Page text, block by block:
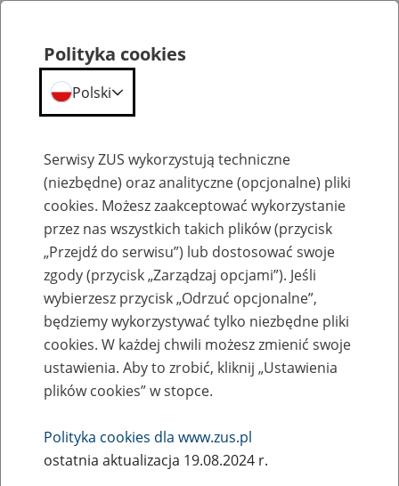
Wsparcie na każdym etapie życia
Młodzież (15–18 lat)
Polityka cookies
Polski
Serwisy ZUS wykorzystują techniczne
(niezbędne) oraz analityczne (opcjonalne) pliki
cookies. Możesz zaakceptować wykorzystanie
przez nas wszystkich takich plików (przycisk
„Przejdź do serwisu”) lub dostosować swoje
zgody (przycisk „Zarządzaj opcjami”). Jeśli
wybierzesz przycisk „Odrzuć opcjonalne”,
będziemy wykorzystywać tylko niezbędne pliki
cookies. W każdej chwili możesz zmienić swoje
ustawienia. Aby to zrobić, kliknij „Ustawienia
plików cookies” w stopce.
Polityka cookies dla www.zus.pl
ostatnia aktualizacja 19.08.2024 r.